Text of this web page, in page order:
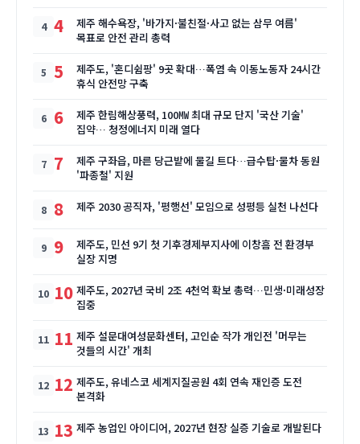
4
제주 해수욕장, '바가지·불친절·사고 없는 삼무 여름'
목표로 안전 관리 총력
5
제주도, '혼디쉼팡' 9곳 확대…폭염 속 이동노동자 24시간
휴식 안전망 구축
6
제주 한림해상풍력, 100㎿ 최대 규모 단지 '국산 기술'
집약… 청정에너지 미래 열다
7
제주 구좌읍, 마른 당근밭에 물길 트다…급수탑·물차 동원
'파종철' 지원
8 제주 2030 공직자, '평행선' 모임으로 성평등 실천 나선다
9
제주도, 민선 9기 첫 기후경제부지사에 이창흠 전 환경부
실장 지명
10 제주도, 2027년 국비 2조 4천억 확보 총력…민생·미래성장
집중
11 제주 설문대여성문화센터, 고인순 작가 개인전 '머무는
것들의 시간' 개최
12 제주도, 유네스코 세계지질공원 4회 연속 재인증 도전
본격화
13 제주 농업인 아이디어, 2027년 현장 실증 기술로 개발된다